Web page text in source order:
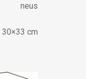
neus
30×33 cm